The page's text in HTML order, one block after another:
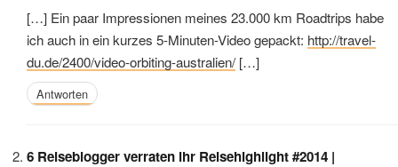
[…] Ein paar Impressionen meines 23.000 km Roadtrips habe
ich auch in ein kurzes 5-Minuten-Video gepackt: http://travel-
du.de/2400/video-orbiting-australien/[…]
Antworten
6 Reiseblogger verraten ihr Reisehighlight #2014 |